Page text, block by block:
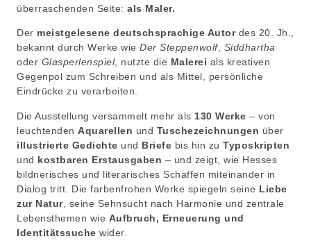
überraschenden Seite: als Maler.
Der meistgelesene deutschsprachige Autordes 20. Jh.,
bekannt durch Werke wie Der Steppenwolf, Siddhartha
oder Glasperlenspiel, nutzte die Malerei als kreativen
Gegenpol zum Schreiben und als Mittel, persönliche
Eindrücke zu verarbeiten.
Die Ausstellung versammelt mehr als 130 Werke – von
leuchtenden Aquarellen und Tuschezeichnungen über
illustrierte Gedichte und Briefe bis hin zu Typoskripten
und kostbaren Erstausgaben – und zeigt, wie Hesses
bildnerisches und literarisches Schaffen miteinander in
Dialog tritt. Die farbenfrohen Werke spiegeln seine Liebe
zur Natur, seine Sehnsucht nach Harmonie und zentrale
Lebensthemen wie Aufbruch, Erneuerung und
Identitätssuche wider.